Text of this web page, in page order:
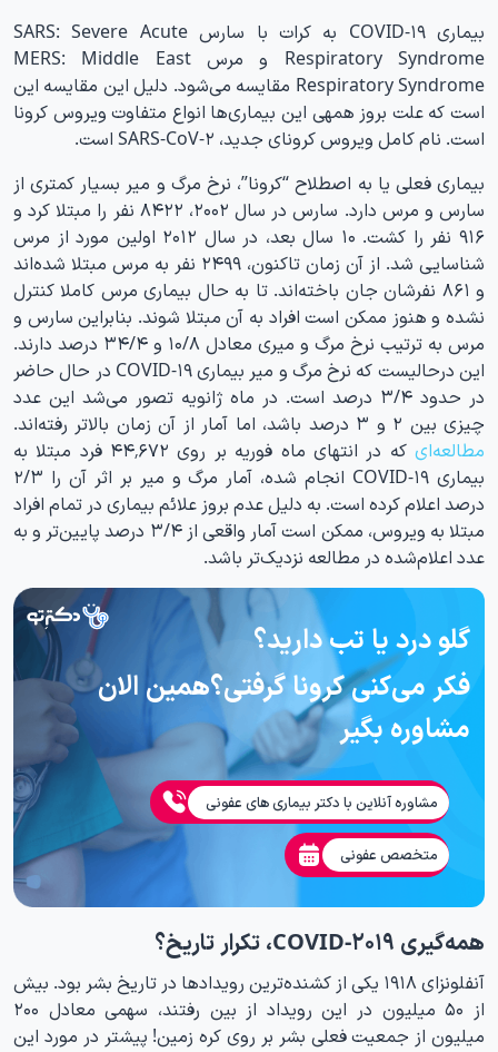
بیماری COVID-۱۹ به کرات با سارس SARS: Severe Acute
Respiratory Syndrome و مرس MERS: Middle East
Respiratory Syndrome مقایسه می‌شود. دلیل این مقایسه این
است که علت بروز همه‏ی این بیماری‌ها انواع متفاوت ویروس کرونا
است. نام کامل ویروس کرونای جدید، SARS-CoV-۲ است.
بیماری فعلی یا به اصطلاح “کرونا”، نرخ مرگ و میر بسیار کمتری از
سارس و مرس دارد. سارس در سال ۲۰۰۲، ۸۴۲۲ نفر را مبتلا کرد و
۹۱۶ نفر را کشت. ۱۰ سال بعد، در سال ۲۰۱۲ اولین مورد از مرس
شناسایی شد. از آن زمان تاکنون، ۲۴۹۹ نفر به مرس مبتلا شده‌اند
و ۸۶۱ نفرشان جان باخته‌اند. تا به حال بیماری مرس کاملا کنترل
نشده و هنوز ممکن است افراد به آن مبتلا شوند. بنابراین سارس و
مرس به ترتیب نرخ مرگ و میری معادل ۱۰/۸ و ۳۴/۴ درصد دارند.
این درحالیست که نرخ مرگ و میر بیماری COVID-۱۹ در حال حاضر
در حدود ۳/۴ درصد است. در ماه ژانویه تصور می‌شد این عدد
چیزی بین ۲ و ۳ درصد باشد، اما آمار از آن زمان بالاتر رفته‌اند.
مطالعه‌ای
که در انتهای ماه فوریه بر روی ۴۴٬۶۷۲ فرد مبتلا به
بیماری COVID-۱۹ انجام شده، آمار مرگ و میر بر اثر آن را ۲/۳
درصد اعلام کرده است. به دلیل عدم بروز علائم بیماری در تمام افراد
مبتلا به ویروس، ممکن است آمار واقعی از ۳/۴ درصد پایین‌تر و به
عدد اعلام‌شده در مطالعه نزدیک‌تر باشد.
گلو درد یا تب دارید؟
فکر می‌کنی کرونا گرفتی؟همین الان
مشاوره بگیر
مشاوره آنلاین با دکتر بیماری های عفونی
متخصص عفونی
همه‌گیری COVID-۲۰۱۹، تکرار تاریخ؟
آنفلونزای ۱۹۱۸ یکی از کشنده‌ترین رویدادها در تاریخ بشر بود. بیش
از ۵۰ میلیون در این رویداد از بین رفتند، سهمی معادل ۲۰۰
میلیون از جمعیت فعلی بشر بر روی کره زمین! پیشتر در مورد این